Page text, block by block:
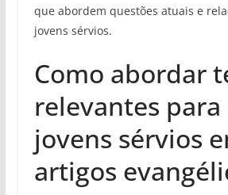
que abordem questões atuais e
jovens sérvios.
Como abordar
relevantes para
jovens sérvios
artigos